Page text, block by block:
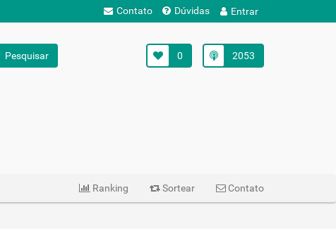
Contato Dúvidas Entrar
Pesquisar 2053
0
Ranking Sortear Contato